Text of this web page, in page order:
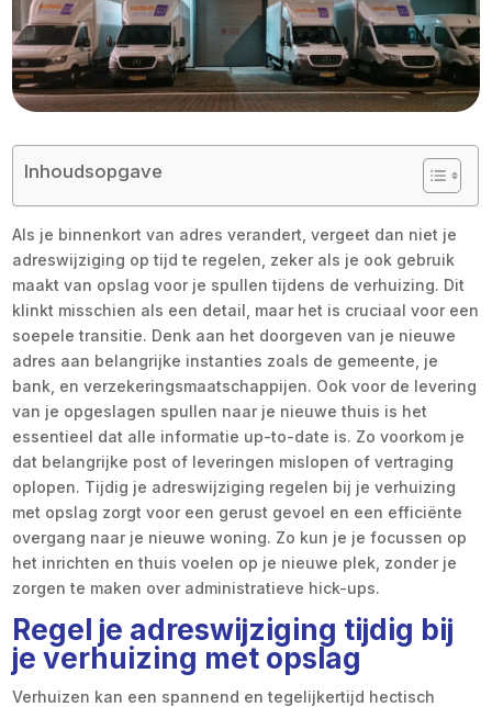
Inhoudsopgave
Als je binnenkort van adres verandert, vergeet dan niet je
adreswijziging op tijd te regelen, zeker als je ook gebruik
maakt van opslag voor je spullen tijdens de verhuizing. Dit
klinkt misschien als een detail, maar het is cruciaal voor een
soepele transitie. Denk aan het doorgeven van je nieuwe
adres aan belangrijke instanties zoals de gemeente, je
bank, en verzekeringsmaatschappijen. Ook voor de levering
van je opgeslagen spullen naar je nieuwe thuis is het
essentieel dat alle informatie up-to-date is. Zo voorkom je
dat belangrijke post of leveringen mislopen of vertraging
oplopen. Tijdig je adreswijziging regelen bij je verhuizing
met opslag zorgt voor een gerust gevoel en een efficiënte
overgang naar je nieuwe woning. Zo kun je je focussen op
het inrichten en thuis voelen op je nieuwe plek, zonder je
zorgen te maken over administratieve hick-ups.
Regel je adreswijziging tijdig bij
je verhuizing met opslag
Verhuizen kan een spannend en tegelijkertijd hectisch